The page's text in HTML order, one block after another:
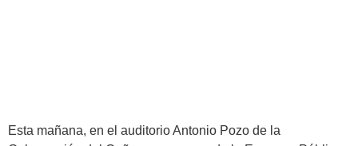
Esta mañana, en el auditorio Antonio Pozo de la